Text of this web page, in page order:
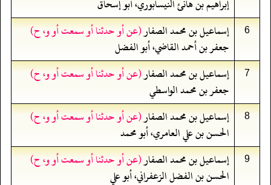
إبراهيم بن هانئ النيسابوري، أبو إسحاق
6 إسماعيل بن محمد الصفار(عن أو حدثنا أو سمعت أو و، ح)
جعفر بن أحمد القاضي، أبو الفضل
7 إسماعيل بن محمد الصفار(عن أو حدثنا أو سمعت أو و، ح)
جعفر بن محمد الواسطي
8 إسماعيل بن محمد الصفار(عن أو حدثنا أو سمعت أو و، ح)
الحسن بن علي العامري، أبو محمد
9 إسماعيل بن محمد الصفار(عن أو حدثنا أو سمعت أو و، ح)
الحسن بن الفضل الزعفراني، أبو علي